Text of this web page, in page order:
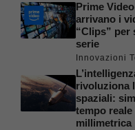
Prime
arrivano i
“Clips” per
serie
Innovazioni
rivoluziona
spaziali:
tempo
millimetrica